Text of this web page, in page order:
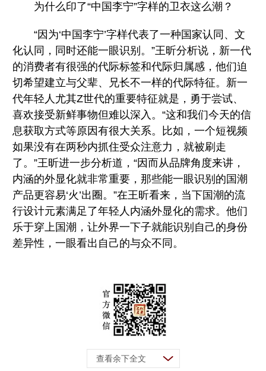
为什么印了“中国李宁”字样的卫衣这么潮？
“因为‘中国李宁’字样代表了一种国家认同、文
化认同，同时还能一眼识别。”王昕分析说，新一代
的消费者有很强的代际标签和代际归属感，他们迫
切希望建立与父辈、兄长不一样的代际特征。新一
代年轻人尤其Z世代的重要特征就是，勇于尝试、
喜欢接受新鲜事物但难以深入。“这和我们今天的信
息获取方式等原因有很大关系。比如，一个短视频
如果没有在两秒内抓住受众注意力，就被刷走
了。”王昕进一步分析道，“因而从品牌角度来讲，
内涵的外显化就非常重要，那些能一眼识别的国潮
产品更容易‘火’出圈。”在王昕看来，当下国潮的流
行设计元素满足了年轻人内涵外显化的需求。他们
乐于穿上国潮，让外界一下子就能识别自己的身份
差异性，一眼看出自己的与众不同。
查看余下全文